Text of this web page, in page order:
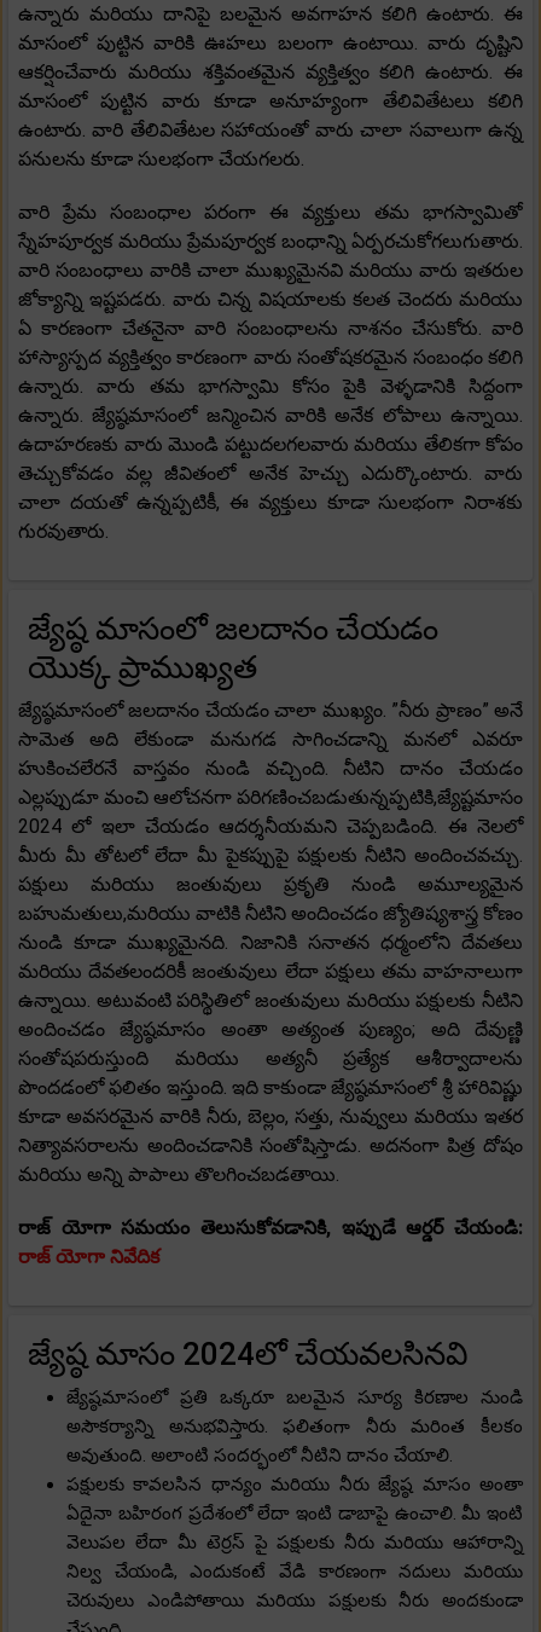
ఉన్నారు మరియు దానిపై బలమైన అవగాహన కలిగి ఉంటారు. ఈ
మాసంలో పుట్టిన వారికి ఊహలు బలంగా ఉంటాయి. వారు దృష్టిని
ఆకర్షించేవారు మరియు శక్తివంతమైన వ్యక్తిత్వం కలిగి ఉంటారు. ఈ
మాసంలో పుట్టిన వారు కూడా అనూహ్యంగా తేలివితేటలు కలిగి
ఉంటారు. వారి తేలివితేటల సహాయంతో వారు చాలా సవాలుగా ఉన్న
పనులను కూడా సులభంగా చేయగలరు.
వారి ప్రేమ సంబంధాల పరంగా ఈ వ్యక్తులు తమ భాగస్వామితో
స్నేహపూర్వక మరియు ప్రేమపూర్వక బంధాన్ని ఏర్పరచుకోగలుగుతారు.
వారి సంబంధాలు వారికి చాలా ముఖ్యమైనవి మరియు వారు ఇతరుల
జోక్యాన్ని ఇష్టపడరు. వారు చిన్న విషయాలకు కలత చెందరు మరియు
ఏ కారణంగా చేతనైనా వారి సంబంధాలను నాశనం చేసుకోరు. వారి
హాస్యాస్పద వ్యక్తిత్వం కారణంగా వారు సంతోషకరమైన సంబంధం కలిగి
ఉన్నారు. వారు తమ భాగస్వామి కోసం పైకి వెళ్ళడానికి సిద్దంగా
ఉన్నారు. జ్యేష్ఠమాసంలో జన్మించిన వారికి అనేక లోపాలు ఉన్నాయి.
ఉదాహరణకు వారు మొండి పట్టుదలగలవారు మరియు తేలికగా కోపం
తెచ్చుకోవడం వల్ల జీవితంలో అనేక హెచ్చు ఎదుర్కొంటారు. వారు
చాలా దయతో ఉన్నప్పటికీ, ఈ వ్యక్తులు కూడా సులభంగా నిరాశకు
గురవుతారు.
జ్యేష్ఠ మాసంలో జలదానం చేయడం
యొక్క ప్రాముఖ్యత
జ్యేష్ఠమాసంలో జలదానం చేయడం చాలా ముఖ్యం. ”నీరు ప్రాణం” అనే
సామెత అది లేకుండా మనుగడ సాగించడాన్ని మనలో ఎవరూ
హుకించలేరనే వాస్తవం నుండి వచ్చింది. నీటిని దానం చేయడం
ఎల్లప్పుడూ మంచి ఆలోచనగా పరిగణించబడుతున్నప్పటికి,జ్యేష్టమాసం
2024 లో ఇలా చేయడం ఆదర్శనీయమని చెప్పబడింది. ఈ నెలలో
మీరు మీ తోటలో లేదా మీ పైకప్పుపై పక్షులకు నీటిని అందించవచ్చు.
పక్షులు మరియు జంతువులు ప్రకృతి నుండి అమూల్యమైన
బహుమతులు,మరియు వాటికి నీటిని అందించడం జ్యోతిష్యశాస్త్ర కోణం
నుండి కూడా ముఖ్యమైనది. నిజానికి సనాతన ధర్మంలోని దేవతలు
మరియు దేవతలందరికీ జంతువులు లేదా పక్షులు తమ వాహనాలుగా
ఉన్నాయి. అటువంటి పరిస్థితిలో జంతువులు మరియు పక్షులకు నీటిని
అందించడం జ్యేష్ఠమాసం అంతా అత్యంత పుణ్యం; అది దేవుణ్ణి
సంతోషపరుస్తుంది మరియు అత్యనీ ప్రత్యేక ఆశీర్వాదాలను
పొందడంలో ఫలితం ఇస్తుంది. ఇది కాకుండా జ్యేష్ఠమాసంలో శ్రీ హారివిష్ణు
కూడా అవసరమైన వారికి నీరు, బెల్లం, సత్తు, నువ్వులు మరియు ఇతర
నిత్యావసరాలను అందించడానికి సంతోషిస్తాడు. అదనంగా పిత్ర దోషం
మరియు అన్ని పాపాలు తొలగించబడతాయి.
రాజ్ యోగా సమయం తెలుసుకోవడానికి, ఇప్పుడే ఆర్డర్ చేయండి:
రాజ్ యోగా నివేదిక
జ్యేష్ఠ మాసం 2024లో చేయవలసినవి
జ్యేష్ఠమాసంలో ప్రతి ఒక్కరూ బలమైన సూర్య కిరణాల నుండి
అసౌకర్యాన్ని అనుభవిస్తారు. ఫలితంగా నీరు మరింత కీలకం
అవుతుంది. అలాంటి సందర్భంలో నీటిని దానం చేయాలి.
పక్షులకు కావలసిన ధాన్యం మరియు నీరు జ్యేష్ఠ మాసం అంతా
ఏదైనా బహిరంగ ప్రదేశంలో లేదా ఇంటి డాబాపై ఉంచాలి. మీ ఇంటి
వెలుపల లేదా మీ టెర్రస్ పై పక్షులకు నీరు మరియు ఆహారాన్ని
నిల్వ చేయండి, ఎందుకంటే వేడి కారణంగా నదులు మరియు
చెరువులు ఎండిపోతాయి మరియు పక్షులకు నీరు అందకుండా